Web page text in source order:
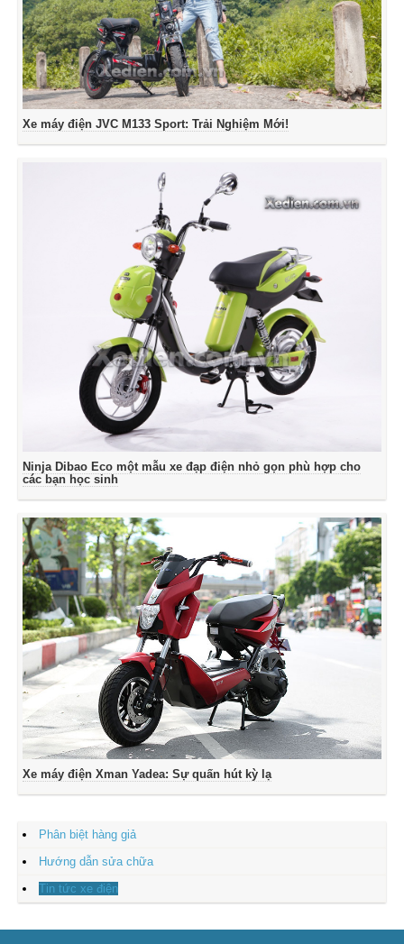
Xe máy điện JVC M133 Sport: Trải Nghiệm Mới!
Ninja Dibao Eco một mẫu xe đạp điện nhỏ gọn phù hợp cho
các bạn học sinh
Xe máy điện Xman Yadea: Sự quấn hút kỳ lạ
Phân biệt hàng giả
Hướng dẫn sửa chữa
Tin tức xe điện